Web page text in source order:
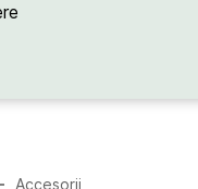
Accesorii